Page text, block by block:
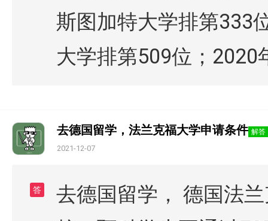
斯图加特大学排第333
大学排第509位；2020
去德国留学，法兰克福大学申请条件 解答
2021-12-07
答
去德国留学， 德国法